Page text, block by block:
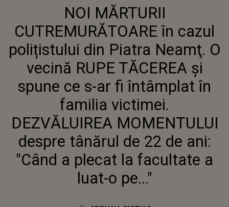
CUTREMURĂTOARE ÎN CAZUL
POLIȚISTULUI DIN PIATRA
NEAMŢ. O VECINĂ RUPE TĂCEREA
ŞI SPUNE CE S-AR FI ÎNTÂMPLAT
ÎN FAMILIA VICTIMEI.
DEZVĂLUIREA MOMENTULUI
DESPRE TÂNĂRUL DE 22 DE ANI:
"CÂND A PLECAT LA FACULTATE A
LUAT-O PE..."
NOI MĂRTURII
CUTREMURĂTOARE în cazul
polițistului din Piatra Neamţ. O
vecină RUPE TĂCEREA şi
spune ce s-ar fi întâmplat în
familia victimei.
DEZVĂLUIREA MOMENTULUI
despre tânărul de 22 de ani:
"Când a plecat la facultate a
luat-o pe..."